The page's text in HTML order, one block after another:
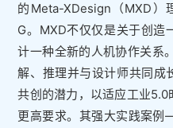
的Meta-XDesign（MXD）
G。MXD不仅仅是关于创造
计一种全新的人机协作关系
解、推理并与设计师共同成
共创的潜力，以适应工业
更高要求。其强大实践案